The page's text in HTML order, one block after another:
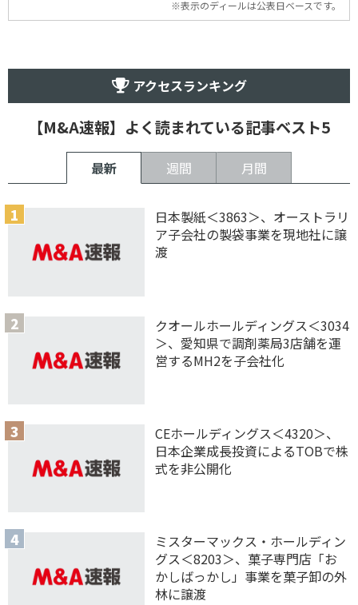
※表示のディールは公表日ベースです。
アクセスランキング
【M&A速報】よく読まれている記事ベスト5
最新 週間 月間
日本製紙＜3863＞、オーストラリ
ア子会社の製袋事業を現地社に譲
渡
クオールホールディングス＜3034
＞、愛知県で調剤薬局3店舗を運
営するMH2を子会社化
CEホールディングス＜4320＞、
日本企業成長投資によるTOBで株
式を非公開化
ミスターマックス・ホールディン
グス＜8203＞、菓子専門店「お
かしばっかし」事業を菓子卸の外
林に譲渡